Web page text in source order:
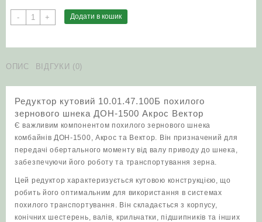
-
Редуктор
кутовий
зернового
Акрос
Вектор
кількість
+ Додати в кошик
ОПИС ВІДГУКИ (0)
Редуктор кутовий 10.01.47.100Б похилого
зернового шнека ДОН-1500 Акрос Вектор
Є важливим компонентом похилого зернового шнека
комбайнів ДОН-1500, Акрос та Вектор. Він призначений для
передачі обертального моменту від валу приводу до шнека,
забезпечуючи його роботу та транспортування зерна.
Цей редуктор характеризується кутовою конструкцією, що
робить його оптимальним для використання в системах
похилого транспортування. Він складається з корпусу,
конічних шестерень, валів, крильчатки, підшипників та інших